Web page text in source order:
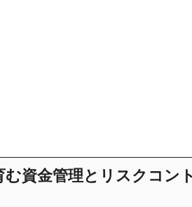
む資金管理とリスクコン